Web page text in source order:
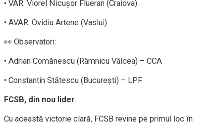
• VAR: Viorel Nicușor Flueran (Craiova)
• AVAR: Ovidiu Artene (Vaslui)
👀 Observatori:
• Adrian Comănescu (Râmnicu Vâlcea) – CCA
• Constantin Stătescu (București) – LPF
FCSB, din nou lider
Cu această victorie clară, FCSB revine pe primul loc în